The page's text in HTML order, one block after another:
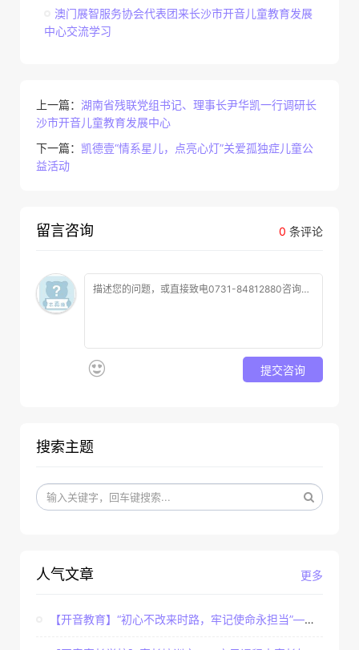
澳门展智服务协会代表团来长沙市开音儿童教育发展
中心交流学习
上一篇： 湖南省残联党组书记、理事长尹华凯一行调研长
沙市开音儿童教育发展中心
下一篇： 凯德壹“情系星儿，点亮心灯”关爱孤独症儿童公
益活动
0 条评论
留言咨询
提交咨询
搜索主题
更多
人气文章
【开音教育】“初心不改来时路，牢记使命永担当”——...